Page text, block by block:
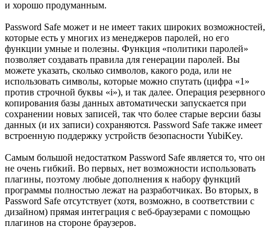
и хорошо продуманным.
Password Safe может и не имеет таких широких возможностей,
которые есть у многих из менеджеров паролей, но его
функции умные и полезны. Функция «политики паролей»
позволяет создавать правила для генерации паролей. Вы
можете указать, сколько символов, какого рода, или не
использовать символы, которые можно спутать (цифра «1»
против строчной буквы «i»), и так далее. Операция резервного
копирования базы данных автоматически запускается при
сохранении новых записей, так что более старые версии базы
данных (и их записи) сохраняются. Password Safe также имеет
встроенную поддержку устройств безопасности YubiKey.
Самым большой недостатком Password Safe является то, что он
не очень гибкий. Во первых, нет возможности использовать
плагины, поэтому любые дополнения к набору функций
программы полностью лежат на разработчиках. Во вторых, в
Password Safe отсутствует (хотя, возможно, в соответствии с
дизайном) прямая интеграция с веб-браузерами с помощью
плагинов на стороне браузеров.